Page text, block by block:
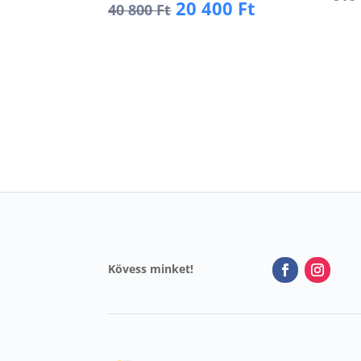
40 800Ft Original
20 400 Ft
Kövess minket!